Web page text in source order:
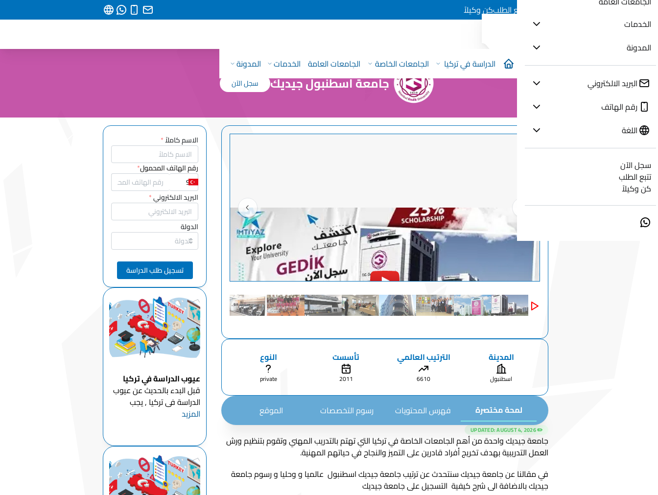
تتبع الطلبكن وكيلاً
الدراسة في تركيا الجامعات الخاصة الجامعات العامة الخدمات المدونة
الخدمات
المدونة
البريد الالكتروني
رقم الهاتف
اللغة
سجل الآن
تتبع الطلب
كن وكيلاً
جامعة اسطنبول جيديك سجل الآن
المدينة
اسطنبول
الترتيب العالمي
6610
تأسست
2011
النوع
private
لمحة مختصرة فهرس المحتويات رسوم التخصصات الموقع
✏️ UPDATED:
AUGUST 4, 2026
جامعة جيديك واحدة من أهم الجامعات الخاصة في تركيا التي تهتم بالتدريب المهني وتقوم بتنظيم ورش
العمل التدريبية بهدف تخريج أفراد قادرين على التميز والنجاح في حياتهم المهنية.
في مقالنا عن جامعة جيديك سنتحدث عن ترتيب جامعة جيديك اسطنبول عالميا و وحليا و رسوم جامعة
جيديك بالاضافة الى شرح كيفية التسجيل على جامعة جيديك
الاسم كاملاً*
رقم الهاتف المحمول*
البريد الالكتروني*
الدولة
تسجيل طلب الدراسة
عيوب الدراسة في تركيا
قبل البدء بالحديث عن عيوب
الدراسة في تركيا , يجب
الحديث عن تاريخ الدراسة في
الدوليين منذ العام 2012
وقد وضعت الحكومة التركية
الكثير من الاستهداف و ...
المزيد